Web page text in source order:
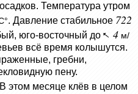
Температура утром
. Давление стабильное 722
юго-восточный до 4 м/
всё время колышутся.
гребни,
пену.
этом месяце клёв в целом